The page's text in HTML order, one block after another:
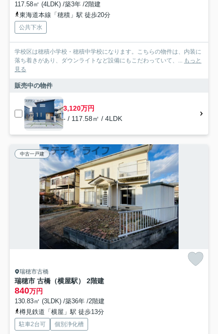
117.58㎡ (4LDK) /築3年 /2階建
東海道本線「穂積」駅 徒歩20分
公共下水
学校区は穂積小学校・穂積中学校になります。こちらの物件は、内装に
落ち着きがあり、ダウンライトなど設備にもこだわっていて、... もっと
見る
販売中の物件
3,120万円
- / 117.58㎡ / 4LDK
中古一戸建
瑞穂市古橋
瑞穂市 古橋（横屋駅） 2階建
840万円
130.83㎡ (3LDK) /築36年 /2階建
樽見鉄道「横屋」駅 徒歩13分
駐車2台可 個別浄化槽